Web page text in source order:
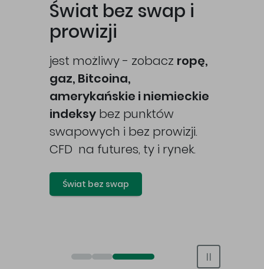
Świat bez swap i
prowizji
jest możliwy - zobacz ropę,
gaz, Bitcoina,
amerykańskie i niemieckie
indeksy bez punktów
swapowych i bez prowizji.
CFD na futures, ty i rynek.
Świat bez swap
Otwórz rachunek maklerski online
Otwórz konto IKE/IKZE
Świat bez swap i prowizji